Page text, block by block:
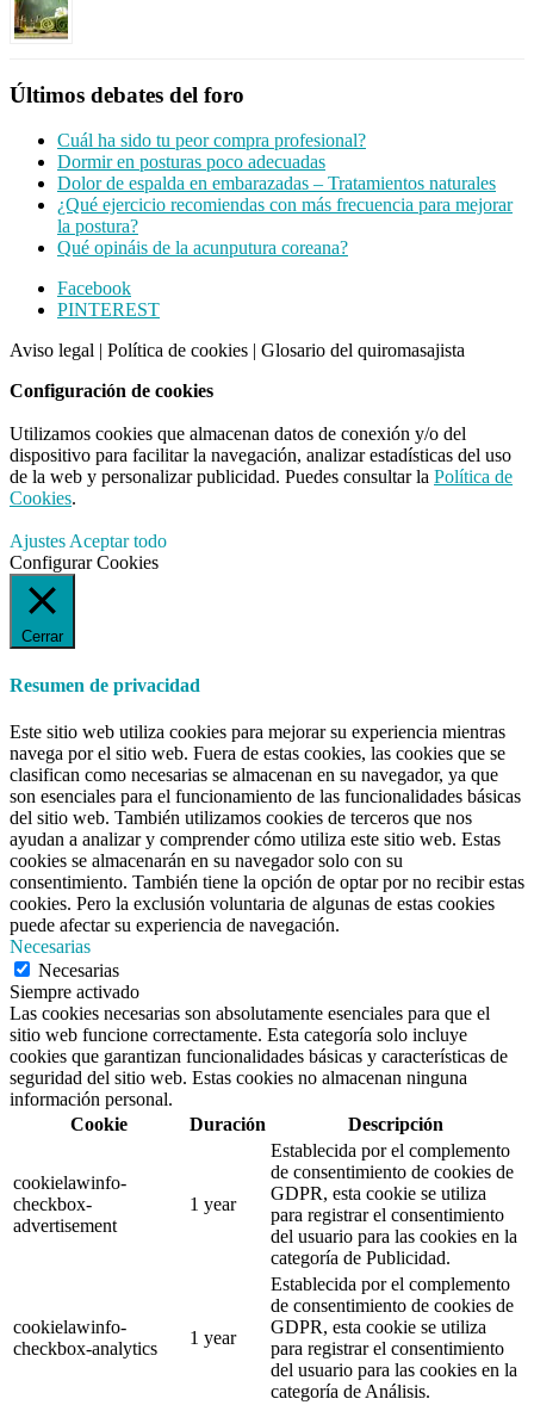
Últimos debates del foro
Cuál ha sido tu peor compra profesional?
Dormir en posturas poco adecuadas
Dolor de espalda en embarazadas – Tratamientos naturales
¿Qué ejercicio recomiendas con más frecuencia para mejorar
la postura?
Qué opináis de la acunputura coreana?
Footer
CTA
Facebook
PINTEREST
Aviso legal | Política de cookies | Glosario del quiromasajista
Configuración de cookies
Utilizamos cookies que almacenan datos de conexión y/o del
dispositivo para facilitar la navegación, analizar estadísticas del uso
de la web y personalizar publicidad. Puedes consultar la Política de
Cookies.
Ajustes Aceptar todo
Configurar Cookies
Cerrar
Resumen de privacidad
Este sitio web utiliza cookies para mejorar su experiencia mientras
navega por el sitio web. Fuera de estas cookies, las cookies que se
clasifican como necesarias se almacenan en su navegador, ya que
son esenciales para el funcionamiento de las funcionalidades básicas
del sitio web. También utilizamos cookies de terceros que nos
ayudan a analizar y comprender cómo utiliza este sitio web. Estas
cookies se almacenarán en su navegador solo con su
consentimiento. También tiene la opción de optar por no recibir estas
cookies. Pero la exclusión voluntaria de algunas de estas cookies
puede afectar su experiencia de navegación.
Necesarias
Necesarias
Siempre activado
Las cookies necesarias son absolutamente esenciales para que el
sitio web funcione correctamente. Esta categoría solo incluye
cookies que garantizan funcionalidades básicas y características de
seguridad del sitio web. Estas cookies no almacenan ninguna
información personal.
Cookie
Duración Descripción
cookielawinfo-
checkbox-
advertisement
1 year
Establecida por el complemento
de consentimiento de cookies de
GDPR, esta cookie se utiliza
para registrar el consentimiento
del usuario para las cookies en la
categoría de Publicidad.
cookielawinfo-
checkbox-analytics
1 year
Establecida por el complemento
de consentimiento de cookies de
GDPR, esta cookie se utiliza
para registrar el consentimiento
del usuario para las cookies en la
categoría de Análisis.